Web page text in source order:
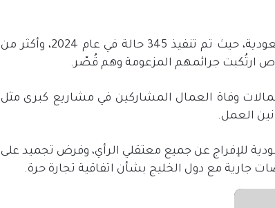
حيث تم تنفيذ حالة في عام
، وأكثر من
ارتُكبت جرائمهم المزعومة وهم قُصّر.
وفاة العمال المشاركين في مشاريع كبرى مثل
العمل.
للإفراج عن جميع معتقلي الرأي، وفرض تجميد على
جارية مع دول الخليج بشأن اتفاقية تجارة حرة.